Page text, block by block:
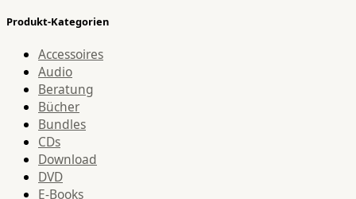
Produkt-Kategorien
Accessoires
Audio
Beratung
Bücher
Bundles
CDs
Download
DVD
E-Books